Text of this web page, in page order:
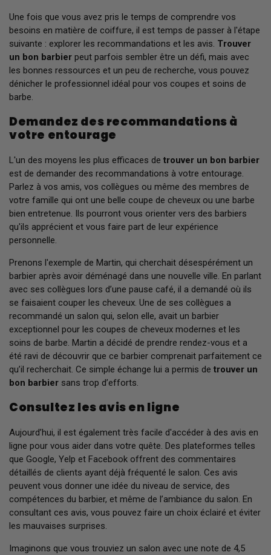
Une fois que vous avez pris le temps de comprendre vos
besoins en matière de coiffure, il est temps de passer à l'étape
suivante : explorer les recommandations et les avis. Trouver
un bon barbier peut parfois sembler être un défi, mais avec
les bonnes ressources et un peu de recherche, vous pouvez
dénicher le professionnel idéal pour vos coupes et soins de
barbe.
Demandez des recommandations à
votre entourage
L'un des moyens les plus efficaces de trouver un bon barbier
est de demander des recommandations à votre entourage.
Parlez à vos amis, vos collègues ou même des membres de
votre famille qui ont une belle coupe de cheveux ou une barbe
bien entretenue. Ils pourront vous orienter vers des barbiers
qu'ils apprécient et vous faire part de leur expérience
personnelle.
Prenons l'exemple de Martin, qui cherchait désespérément un
barbier après avoir déménagé dans une nouvelle ville. En parlant
avec ses collègues lors d’une pause café, il a demandé où ils
se faisaient couper les cheveux. Une de ses collègues a
recommandé un salon qui, selon elle, avait un barbier
exceptionnel pour les coupes de cheveux modernes et les
soins de barbe. Martin a décidé de prendre rendez-vous et a
été ravi de découvrir que ce barbier comprenait parfaitement ce
qu’il recherchait. Ce simple échange lui a permis de trouver un
bon barbier sans trop d’efforts.
Consultez les avis en ligne
Aujourd’hui, il est également très facile d'accéder à des avis en
ligne pour vous aider dans votre quête. Des plateformes telles
que Google, Yelp et Facebook offrent des commentaires
détaillés de clients ayant déjà fréquenté le salon. Ces avis
peuvent vous donner une idée du niveau de service, des
compétences du barbier, et même de l’ambiance du salon. En
consultant ces avis, vous pouvez faire un choix éclairé et éviter
les mauvaises surprises.
Imaginons que vous trouviez un salon avec une note de 4,5